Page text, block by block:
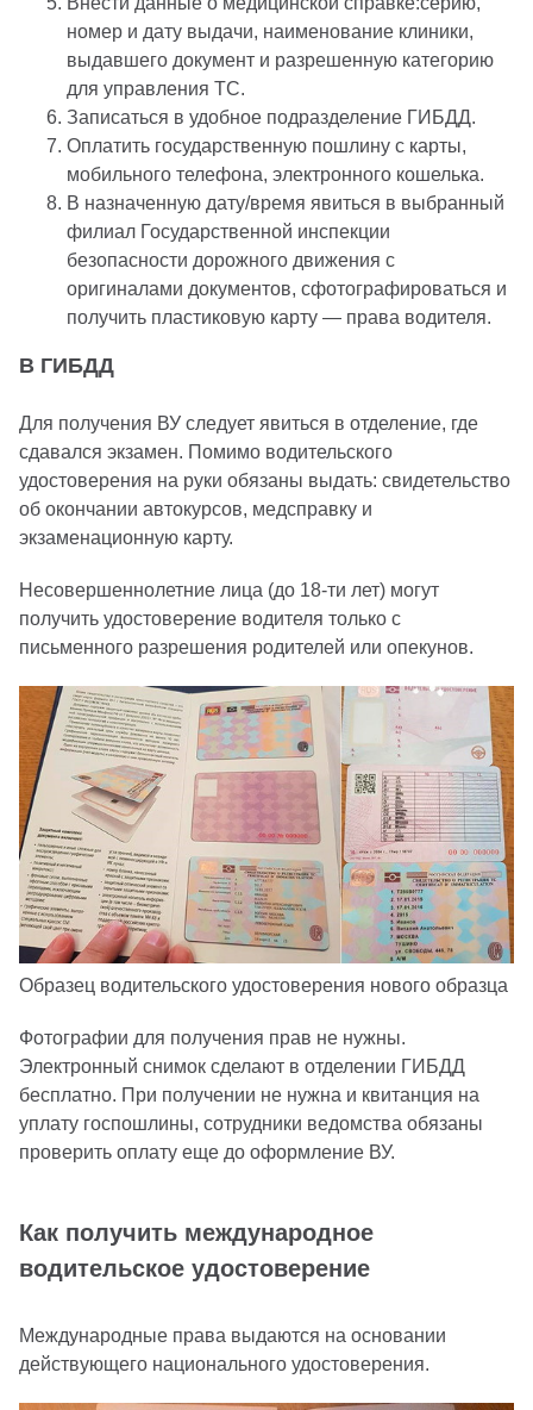
номер и дату выдачи, наименование клиники,
выдавшего документ и разрешенную категорию
для управления ТС.
Записаться в удобное подразделение ГИБДД.
Оплатить государственную пошлину с карты,
мобильного телефона, электронного кошелька.
В назначенную дату/время явиться в выбранный
филиал Государственной инспекции
безопасности дорожного движения с
оригиналами документов, сфотографироваться и
получить пластиковую карту — права водителя.
В ГИБДД
Для получения ВУ следует явиться в отделение, где
сдавался экзамен. Помимо водительского
удостоверения на руки обязаны выдать: свидетельство
об окончании автокурсов, медсправку и
экзаменационную карту.
Несовершеннолетние лица (до 18-ти лет) могут
получить удостоверение водителя только с
письменного разрешения родителей или опекунов.
Образец водительского удостоверения нового образца
Фотографии для получения прав не нужны.
Электронный снимок сделают в отделении ГИБДД
бесплатно. При получении не нужна и квитанция на
уплату госпошлины, сотрудники ведомства обязаны
проверить оплату еще до оформление ВУ.
Как получить международное
водительское удостоверение
Международные права выдаются на основании
действующего национального удостоверения.